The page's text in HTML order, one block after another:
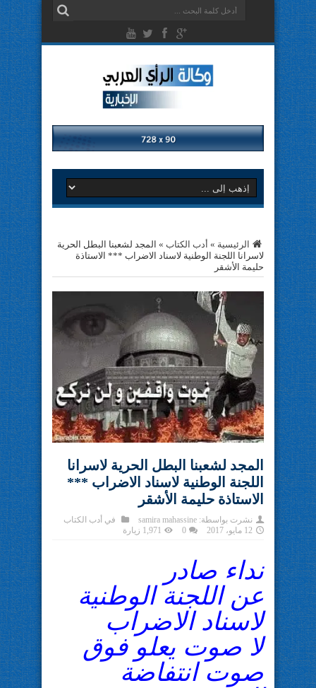
الرئيسية » أدب الكتاب » المجد لشعبنا البطل الحرية
لاسرانا اللجنة الوطنية لاسناد الاضراب *** الاستاذة
حليمة الأشقر
المجد لشعبنا البطل الحرية لاسرانا
اللجنة الوطنية لاسناد الاضراب ***
الاستاذة حليمة الأشقر
نشرت بواسطة: samira mahassine في أدب الكتاب
12 مايو، 2017
0 1,971 زيارة
نداء صادر
عن اللجنة الوطنية
لاسناد الاضراب
لا صوت يعلو فوق
صوت انتفاضة